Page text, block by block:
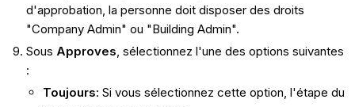
d'approbation, la personne doit disposer des droits
"Company Admin" ou "Building Admin".
Sous Approves, sélectionnez l'une des options suivantes
:
Toujours: Si vous sélectionnez cette option, l'étape du